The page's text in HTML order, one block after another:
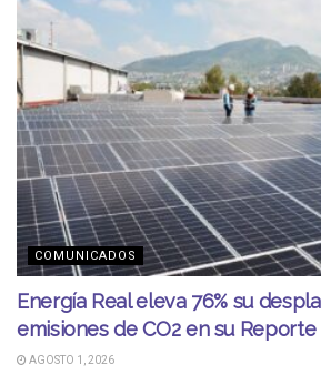
COMUNICADOS
Energía Real eleva 76% su
emisiones de CO2 en su Reporte
AGOSTO 1, 2026